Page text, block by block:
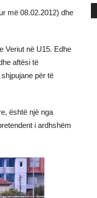
më 08.02.2012) dhe
Veriut në U15. Edhe
aftësi të
për të
është një nga
i ardhshëm